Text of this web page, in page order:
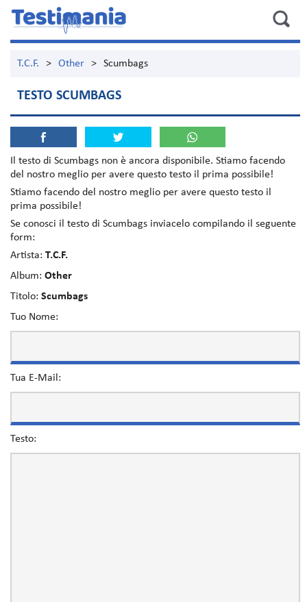
T.C.F. > Other > Scumbags
TESTO SCUMBAGS
Il testo di Scumbags non è ancora disponibile. Stiamo facendo
del nostro meglio per avere questo testo il prima possibile!
Stiamo facendo del nostro meglio per avere questo testo il
prima possibile!
Se conosci il testo di Scumbags inviacelo compilando il seguente
form:
Artista: T.C.F.
Album: Other
Titolo: Scumbags
Tuo Nome:
Tua E-Mail:
Testo: